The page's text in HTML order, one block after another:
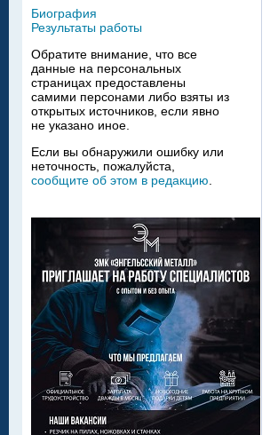
Биография
Результаты работы
Обратите внимание, что все
данные на персональных
страницах предоставлены
самими персонами либо взяты из
открытых источников, если явно
не указано иное.
Если вы обнаружили ошибку или
неточность, пожалуйста,
сообщите об этом в редакцию